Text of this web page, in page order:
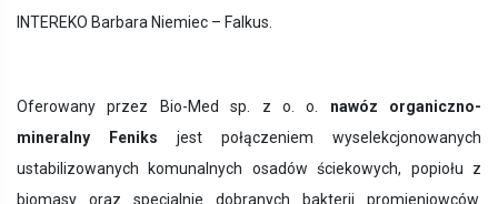
INTEREKO Barbara Niemiec – Falkus.
Oferowany przez Bio-Med sp. z o. o. nawóz organiczno-
mineralny Feniks jest połączeniem wyselekcjonowanych
ustabilizowanych komunalnych osadów ściekowych, popiołu z
biomasy oraz specjalnie dobranych bakterii promieniowców.